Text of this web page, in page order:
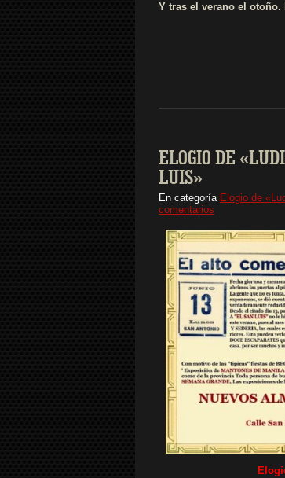
Y tras el verano el
ELOGIO DE
LUIS»
En categoría Elogio de
comentarios